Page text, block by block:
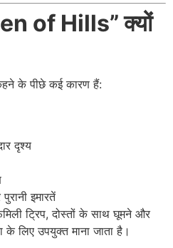
of Hills” क्यों
के पीछे कई कारण हैं:
दृश्य
इमारतें
ट्रिप, दोस्तों के साथ घूमने और
लिए उपयुक्त माना जाता है।